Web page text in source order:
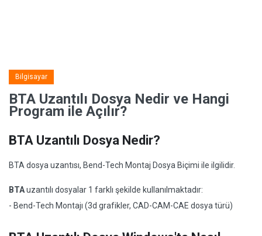
Bilgisayar
BTA Uzantılı Dosya Nedir ve Hangi
Program ile Açılır?
BTA Uzantılı Dosya Nedir?
BTA dosya uzantısı, Bend-Tech Montaj Dosya Biçimi ile ilgilidir.
BTAuzantılı dosyalar 1 farklı şekilde kullanılmaktadır:
- Bend-Tech Montajı (3d grafikler, CAD-CAM-CAE dosya türü)